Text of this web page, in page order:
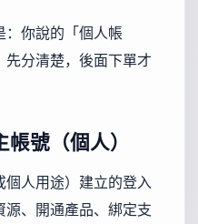
：你說的「個人帳
分清楚，後面下單才
號（個人）
個人用途）建立的登入
、開通產品、綁定支